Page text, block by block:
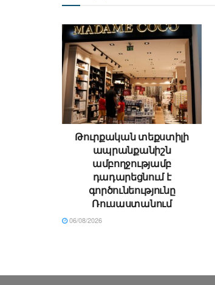
Թուրքական տեքստիլի
ապրանքանիշն
ամբողջությամբ
դադարեցնում է
գործունեությունը
Ռուսաստանում
06/08/2026